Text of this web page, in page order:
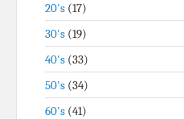
20's (17)
30's (19)
40's (33)
50's (34)
60's (41)